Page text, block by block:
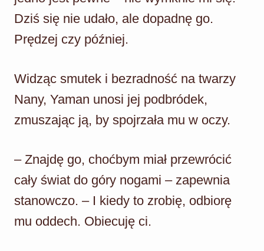
Dziś się nie udało, ale dopadnę go.
Prędzej czy później.
Widząc smutek i bezradność na twarzy
Nany, Yaman unosi jej podbródek,
zmuszając ją, by spojrzała mu w oczy.
– Znajdę go, choćbym miał przewrócić
cały świat do góry nogami – zapewnia
stanowczo. – I kiedy to zrobię, odbiorę
mu oddech. Obiecuję ci.